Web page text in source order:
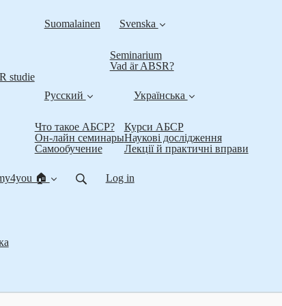
studie
Suomalainen Svenska
Seminarium
Vad är ABSR?
Русский
Что такое АБСР?
Он-лайн семинары
Самообучение
Українська
Курси АБСР
Наукові дослідження
Лекції й практичні вправи
🏠 Log in